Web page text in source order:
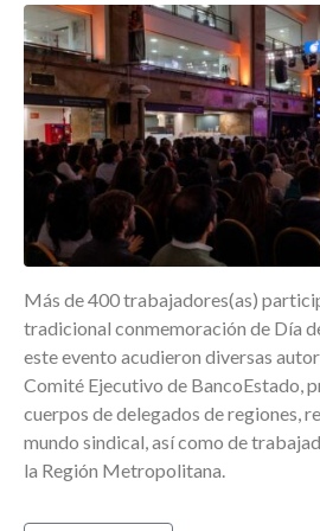
Más de 400 trabajadores(as)
tradicional conmemoración de Día
este evento acudieron diversas
Comité Ejecutivo de BancoEstado,
cuerpos de delegados de regiones,
mundo sindical, así como de
la Región Metropolitana.